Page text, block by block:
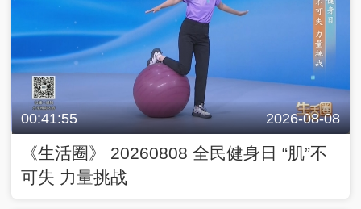
00:41:55 2026-08-08
《生活圈》 20260808 全民健身日 “肌”不
可失 力量挑战